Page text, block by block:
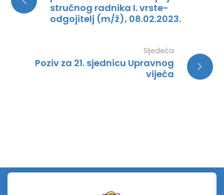
stručnog radnika I. vrste-
odgojitelj (m/ž), 08.02.2023.
Sljedeća
Poziv za 21. sjednicu Upravnog
vijeća